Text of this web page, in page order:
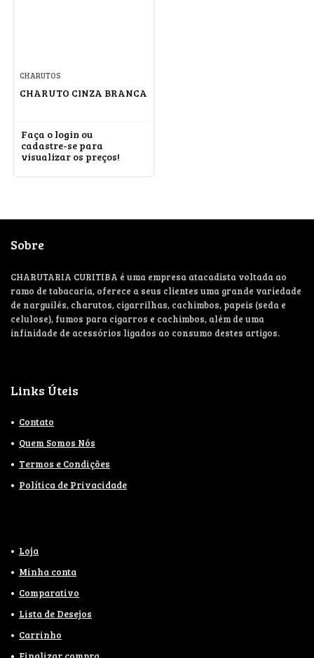
CHARUTOS
CHARUTO CINZA BRANCA
Faça o login ou
cadastre-se para
visualizar os preços!
Sobre
CHARUTARIA CURITIBA é uma empresa atacadista voltada ao
ramo de tabacaria, oferece a seus clientes uma grande variedade
de narguilés, charutos, cigarrilhas, cachimbos, papeis (seda e
celulose), fumos para cigarros e cachimbos, além de uma
infinidade de acessórios ligados ao consumo destes artigos.
Links Úteis
Contato
Quem Somos Nós
Termos e Condições
Política de Privacidade
Loja
Minha conta
Comparativo
Lista de Desejos
Carrinho